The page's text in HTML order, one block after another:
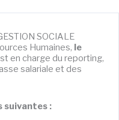
SOCIALE
Humaines, le
en charge du reporting,
salariale et des
suivantes :